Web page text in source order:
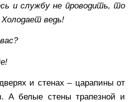
и службу не проводить, то
ведь!
и стенах – царапины от
А белые стены трапезной и